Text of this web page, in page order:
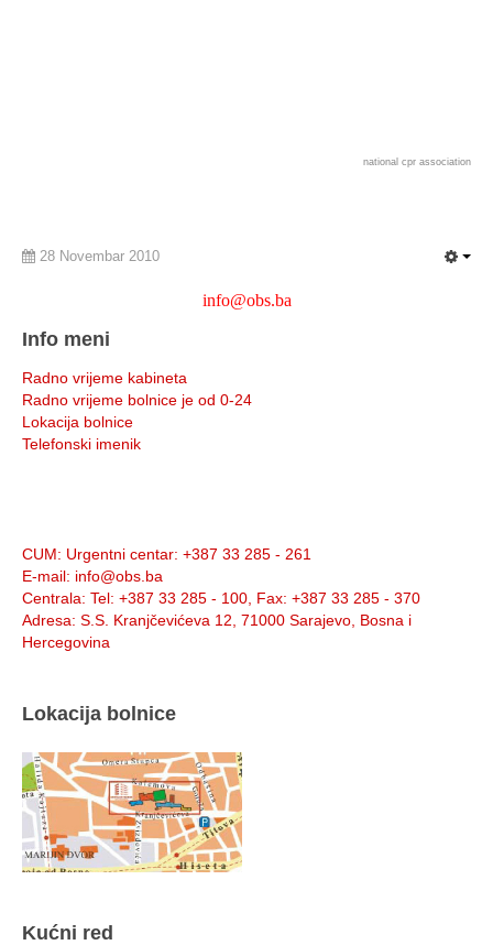
national cpr association
28 Novembar 2010
info@obs.ba
Info meni
Radno vrijeme kabineta
Radno vrijeme bolnice je od 0-24
Lokacija bolnice
Telefonski imenik
CUM: Urgentni centar: +387 33 285 - 261
E-mail: info@obs.ba
Centrala: Tel: +387 33 285 - 100, Fax: +387 33 285 - 370
Adresa: S.S. Kranjčevićeva 12, 71000 Sarajevo, Bosna i
Hercegovina
Lokacija bolnice
Kućni red